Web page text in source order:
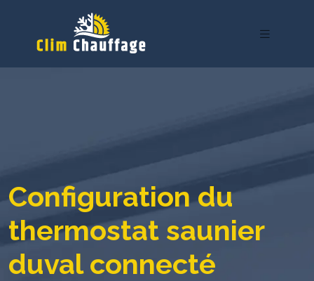
Configuration du
thermostat saunier
duval connecté